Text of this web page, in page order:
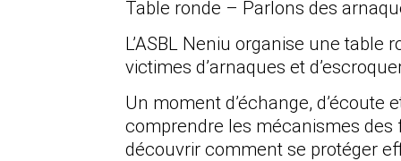
Table ronde – Parlons des
L’ASBL Neniu organise une table
victimes d’arnaques et
Un moment d’échange, d’écoute
comprendre les mécanismes des
découvrir comment se protéger